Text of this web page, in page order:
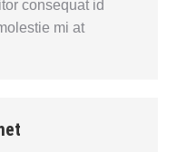
consequat id
mi at